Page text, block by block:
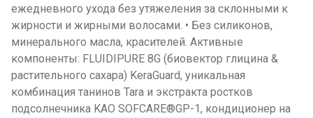
ежедневного ухода без утяжеления за склонными к
жирности и жирными волосами. • Без силиконов,
минерального масла, красителей. Активные
компоненты: FLUIDIPURE 8G (биовектор глицина &
растительного сахара) KeraGuard, уникальная
комбинация танинов Tara и экстракта ростков
подсолнечника KAO SOFCARE®GP-1, кондиционер на